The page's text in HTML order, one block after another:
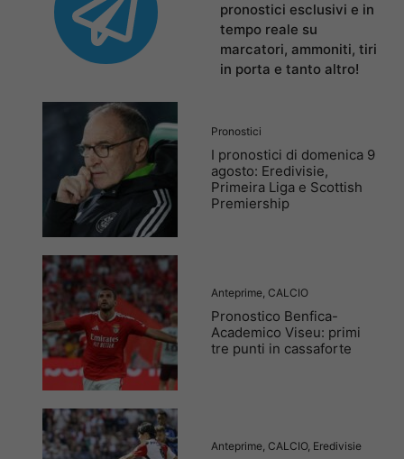
pronostici esclusivi e in
tempo reale su
marcatori, ammoniti, tiri
in porta e tanto altro!
Pronostici
I pronostici di domenica 9
agosto: Eredivisie,
Primeira Liga e Scottish
Premiership
Anteprime CALCIO
Pronostico Benfica-
Academico Viseu: primi
tre punti in cassaforte
Anteprime CALCIO, Eredivisie